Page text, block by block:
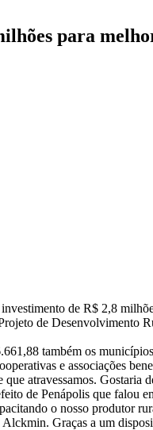
para
de R$ 2,8
de
também os
e associações
atravessamos.
de Penápolis que falou
o nosso produtor
Graças a um